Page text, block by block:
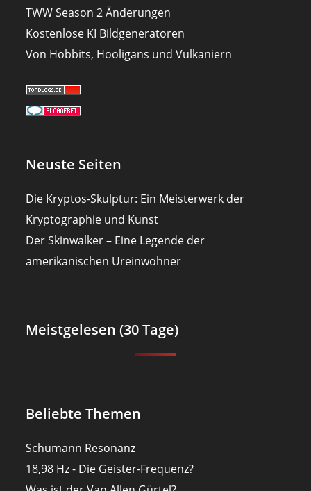
TWW Season 2 Änderungen
Kostenlose KI Bildgeneratoren
Von Hobbits, Hooligans und Vulkaniern
Neuste Seiten
Die Kryptos-Skulptur: Ein Meisterwerk der
Kryptographie und Kunst
Der Skinwalker – Eine Legende der
amerikanischen Ureinwohner
Meistgelesen (30 Tage)
Beliebte Themen
Schumann Resonanz
18,98 Hz - Die Geister-Frequenz?